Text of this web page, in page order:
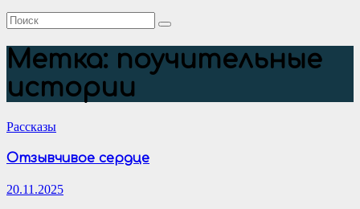
Метка: поучительные
истории
Рассказы
Отзывчивое сердце
20.11.2025